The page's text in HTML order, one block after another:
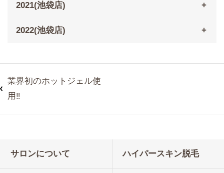
2021(池袋店)
2022(池袋店)
業界初のホットジェル使
用‼️
サロンについて ハイパースキン脱毛